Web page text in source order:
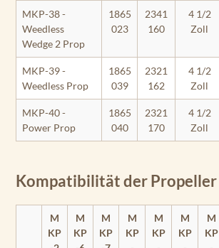
MKP-38 -
Weedless
Wedge 2 Prop
1865
023
2341
160
4 1/2
Zoll
MKP-39 -
Weedless Prop
1865
039
2321
162
4 1/2
Zoll
MKP-40 -
Power Prop
1865
040
2321
170
4 1/2
Zoll
Kompatibilität der Propeller
M
KP
M
KP
M
KP
M
KP
M
KP
M
KP
M
KP